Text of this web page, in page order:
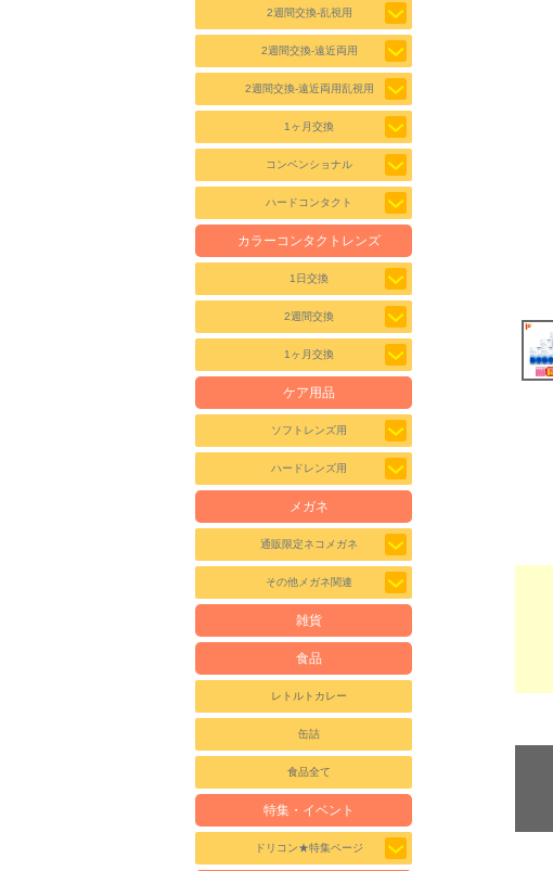
2週間交換-乱視用
2週間交換-遠近両用
2週間交換-遠近両用乱視用
1ヶ月交換
コンベンショナル
ハードコンタクト
カラーコンタクトレンズ
1日交換
2週間交換
1ヶ月交換
ケア用品
ソフトレンズ用
ハードレンズ用
メガネ
通販限定ネコメガネ
その他メガネ関連
雑貨
食品
レトルトカレー
缶詰
食品全て
特集・イベント
ドリコン★特集ページ